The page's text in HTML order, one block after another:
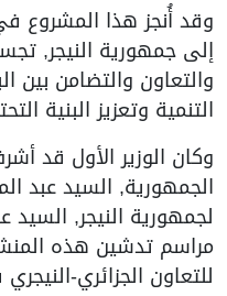
وقد أُنجز هذا المشروع
إلى جمهورية النيجر,
والتعاون والتضامن بين
التنمية وتعزيز البنية
وكان الوزير الأول قد
الجمهورية, السيد عبد
لجمهورية النيجر,
مراسم تدشين هذه
للتعاون الجزائري-